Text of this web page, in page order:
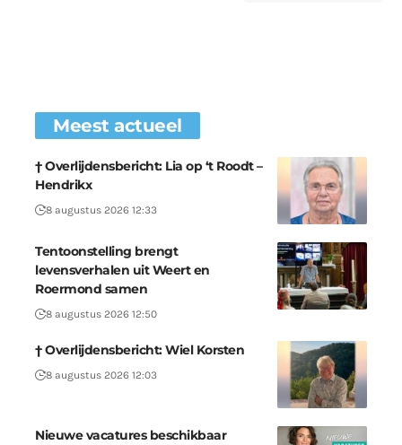
Meest actueel
† Overlijdensbericht: Lia op ‘t Roodt –
Hendrikx
8 augustus 2026 12:33
Tentoonstelling brengt
levensverhalen uit Weert en
Roermond samen
8 augustus 2026 12:50
† Overlijdensbericht: Wiel Korsten
8 augustus 2026 12:03
Nieuwe vacatures beschikbaar